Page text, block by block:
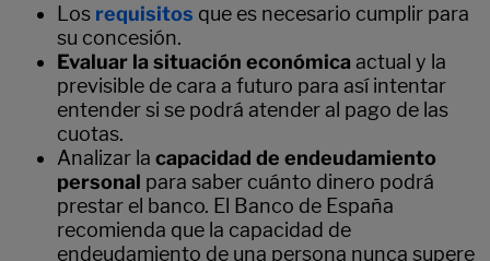
Los requisitos que es necesario cumplir para
su concesión.
Evaluar la situación económica actual y la
previsible de cara a futuro para así intentar
entender si se podrá atender al pago de las
cuotas.
Analizar la capacidad de endeudamiento
personal para saber cuánto dinero podrá
prestar el banco. El Banco de España
recomienda que la capacidad de
endeudamiento de una persona nunca supere